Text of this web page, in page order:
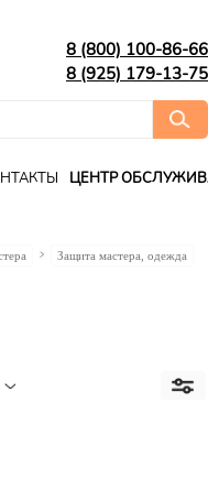
8 (800) 100-86-66
8 (925) 179-13-75
ЦЕНТР
Защита мастера, одежда